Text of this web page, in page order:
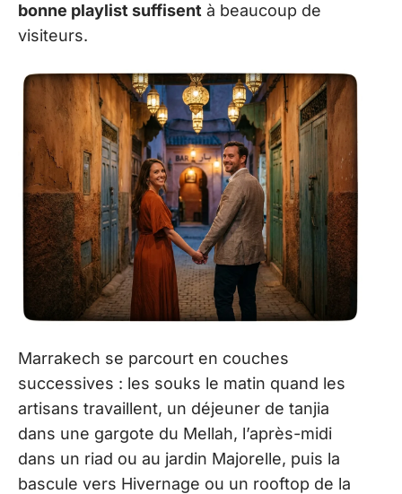
bonne playlist suffisent à beaucoup de
visiteurs.
Marrakech se parcourt en couches
successives : les souks le matin quand les
artisans travaillent, un déjeuner de tanjia
dans une gargote du Mellah, l’après-midi
dans un riad ou au jardin Majorelle, puis la
bascule vers Hivernage ou un rooftop de la